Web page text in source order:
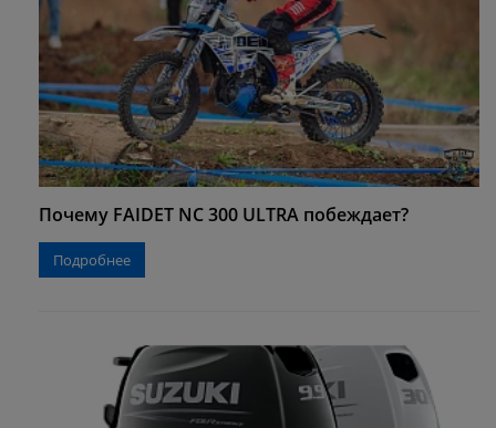
Почему FAIDET NC 300 ULTRA побеждает?
Подробнее